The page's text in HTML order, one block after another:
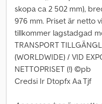
skopa ca 2 502 mm),
976 mm. Priset är netto
tillkommer lagstadgad
TRANSPORT
(WORLDWIDE) / VID
NETTOPRISET (!) ©pb
Credsi Ir Dtopfx Aa Tjf